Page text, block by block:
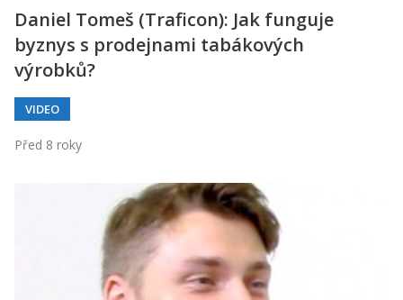
Daniel Tomeš (Traficon): Jak funguje
byznys s prodejnami tabákových
výrobků?
VIDEO
Před 8 roky